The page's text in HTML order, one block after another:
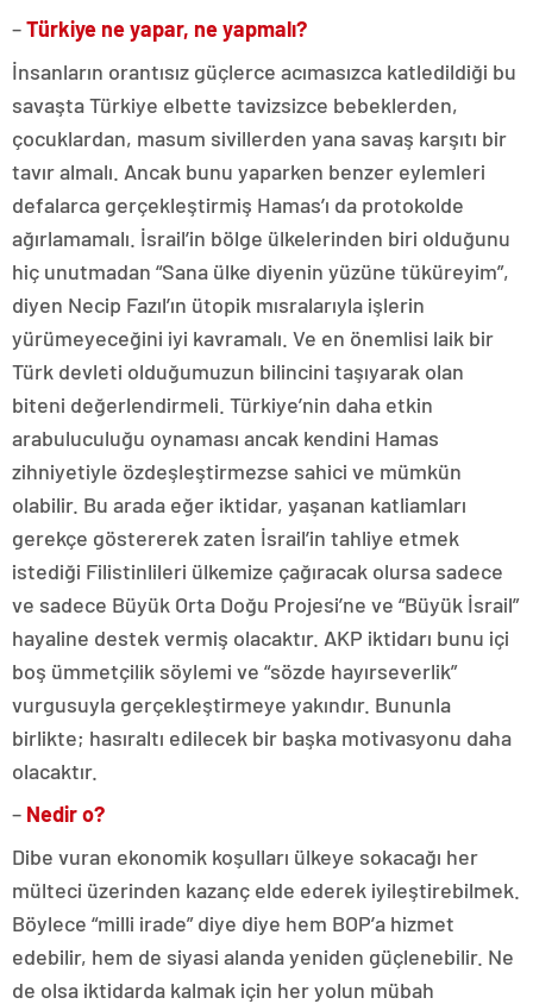
–Türkiye ne yapar, ne yapmalı?
İnsanların orantısız güçlerce acımasızca katledildiği bu
savaşta Türkiye elbette tavizsizce bebeklerden,
çocuklardan, masum sivillerden yana savaş karşıtı bir
tavır almalı. Ancak bunu yaparken benzer eylemleri
defalarca gerçekleştirmiş Hamas’ı da protokolde
ağırlamamalı. İsrail’in bölge ülkelerinden biri olduğunu
hiç unutmadan “Sana ülke diyenin yüzüne tüküreyim”,
diyen Necip Fazıl’ın ütopik mısralarıyla işlerin
yürümeyeceğini iyi kavramalı. Ve en önemlisi laik bir
Türk devleti olduğumuzun bilincini taşıyarak olan
biteni değerlendirmeli. Türkiye’nin daha etkin
arabuluculuğu oynaması ancak kendini Hamas
zihniyetiyle özdeşleştirmezse sahici ve mümkün
olabilir. Bu arada eğer iktidar, yaşanan katliamları
gerekçe göstererek zaten İsrail’in tahliye etmek
istediği Filistinlileri ülkemize çağıracak olursa sadece
ve sadece Büyük Orta Doğu Projesi’ne ve “Büyük İsrail”
hayaline destek vermiş olacaktır. AKP iktidarı bunu içi
boş ümmetçilik söylemi ve “sözde hayırseverlik”
vurgusuyla gerçekleştirmeye yakındır. Bununla
birlikte; hasıraltı edilecek bir başka motivasyonu daha
olacaktır.
– Nedir o?
Dibe vuran ekonomik koşulları ülkeye sokacağı her
mülteci üzerinden kazanç elde ederek iyileştirebilmek.
Böylece “milli irade” diye diye hem BOP’a hizmet
edebilir, hem de siyasi alanda yeniden güçlenebilir. Ne
de olsa iktidarda kalmak için her yolun mübah